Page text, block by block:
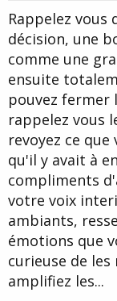
Rappelez vous
décision, une
comme une
ensuite
pouvez fermer
rappelez vous
revoyez ce
qu'il y avait à
compliments
votre voix
ambiants,
émotions que
curieuse de
amplifiez les...